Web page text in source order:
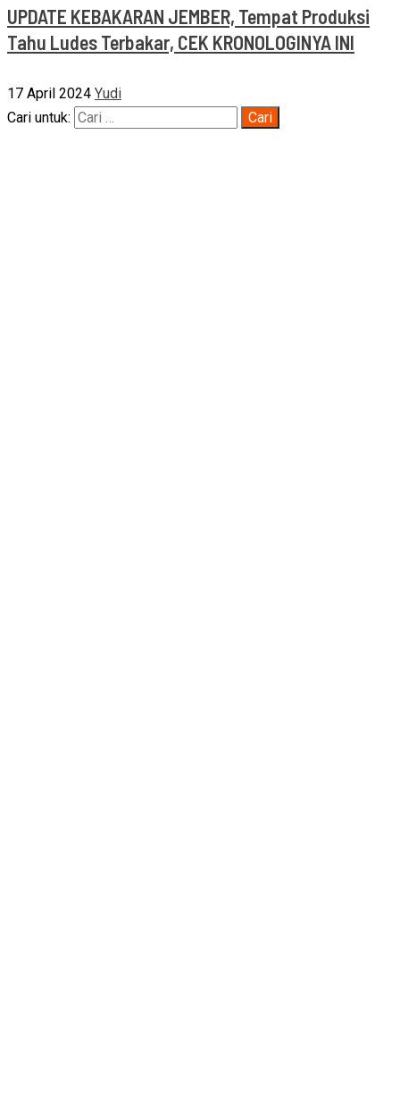
UPDATE KEBAKARAN JEMBER, Tempat Produksi
Tahu Ludes Terbakar, CEK KRONOLOGINYA INI
17 April 2024 Yudi
Cari untuk: